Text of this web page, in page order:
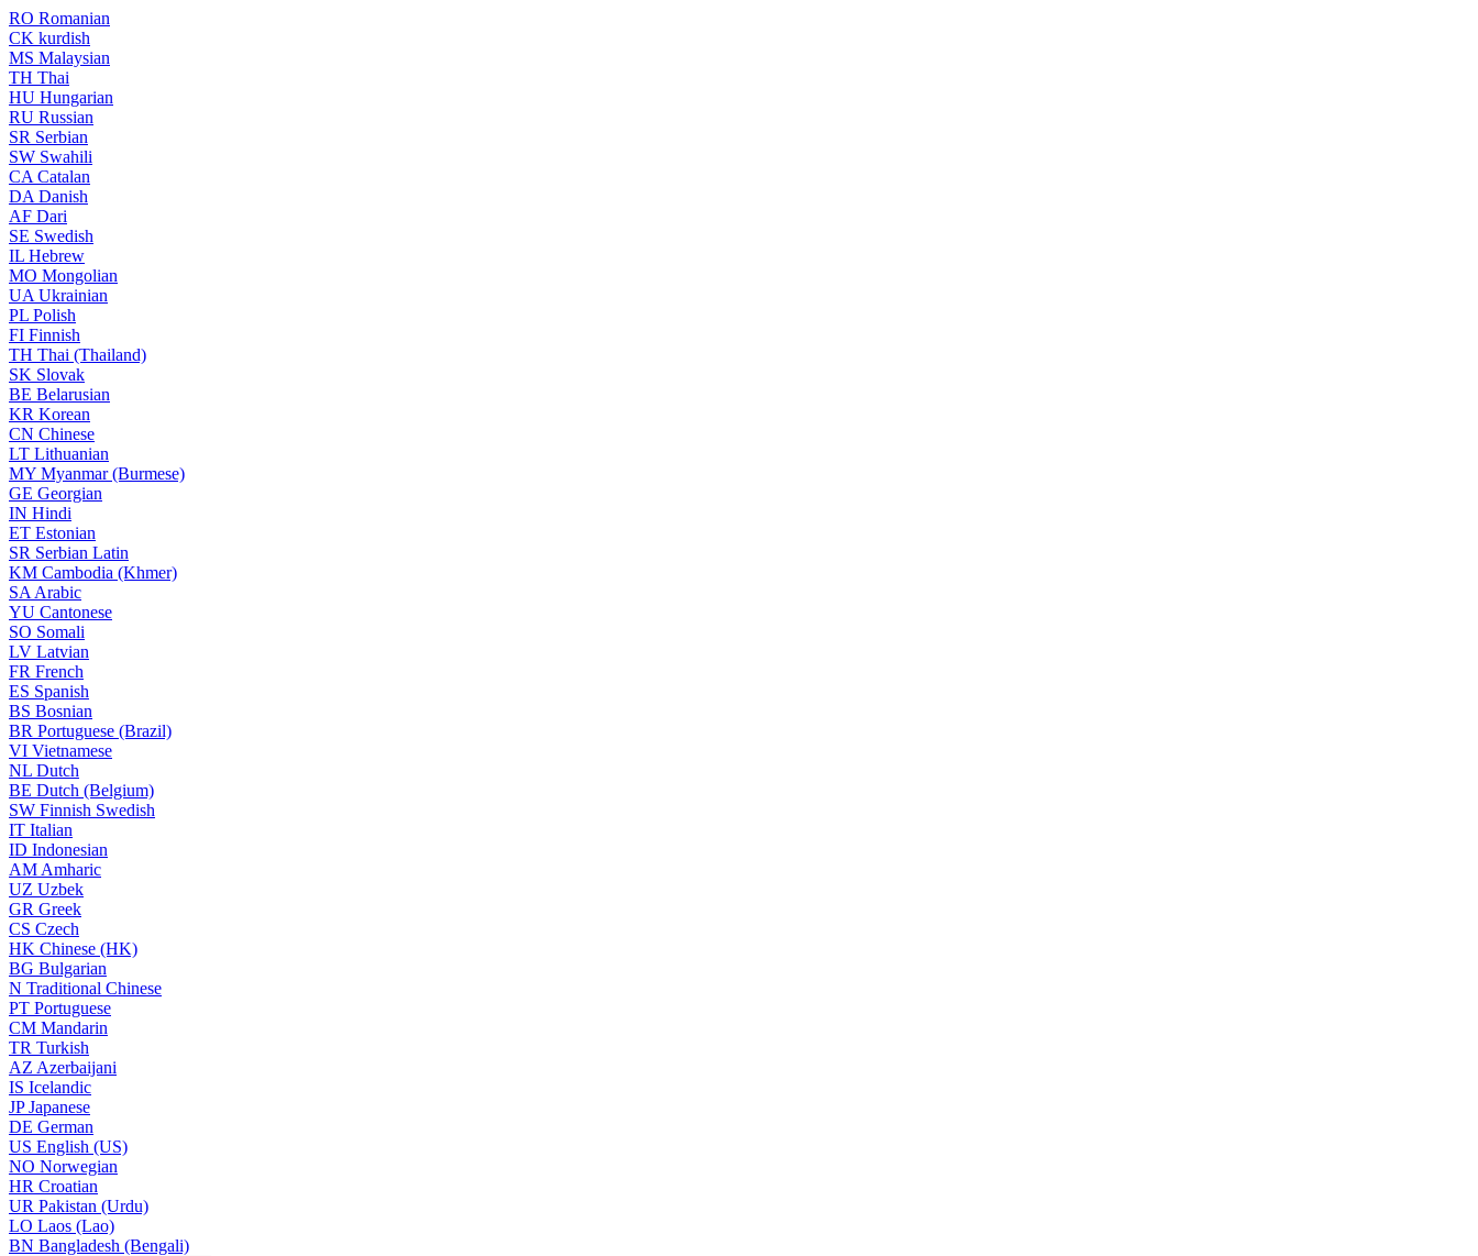
RO Romanian
CK kurdish
MS Malaysian
TH Thai
HU Hungarian
RU Russian
SR Serbian
SW Swahili
CA Catalan
DA Danish
AF Dari
SE Swedish
IL Hebrew
MO Mongolian
UA Ukrainian
PL Polish
FI Finnish
TH Thai (Thailand)
SK Slovak
BE Belarusian
KR Korean
CN Chinese
LT Lithuanian
MY Myanmar (Burmese)
GE Georgian
IN Hindi
ET Estonian
SR Serbian Latin
KM Cambodia (Khmer)
SA Arabic
YU Cantonese
SO Somali
LV Latvian
FR French
ES Spanish
BS Bosnian
BR Portuguese (Brazil)
VI Vietnamese
NL Dutch
BE Dutch (Belgium)
SW Finnish Swedish
IT Italian
ID Indonesian
AM Amharic
UZ Uzbek
GR Greek
CS Czech
HK Chinese (HK)
BG Bulgarian
N Traditional Chinese
PT Portuguese
CM Mandarin
TR Turkish
AZ Azerbaijani
IS Icelandic
JPJapanese
DE German
US English (US)
NO Norwegian
HR Croatian
UR Pakistan (Urdu)
LO Laos (Lao)
BN Bangladesh (Bengali)